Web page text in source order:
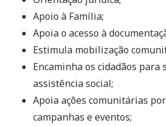
Apoio à Família;
Apoia o acesso à
Estimula mobilização
Encaminha os cidadãos para
assistência social;
Apoia ações comunitárias
campanhas e eventos;